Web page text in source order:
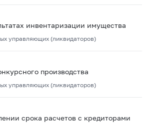
инвентаризации имущества
управляющих (ликвидаторов)
производства
управляющих (ликвидаторов)
срока расчетов с кредиторами